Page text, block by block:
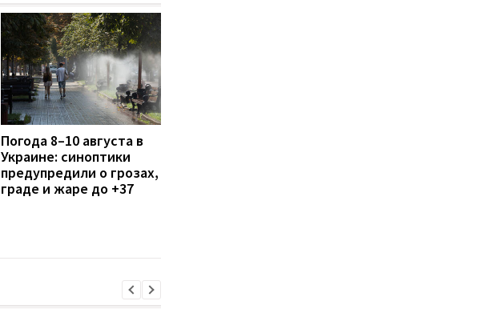
Погода 8–10 августа в
Украине: синоптики
предупредили о грозах,
граде и жаре до +37